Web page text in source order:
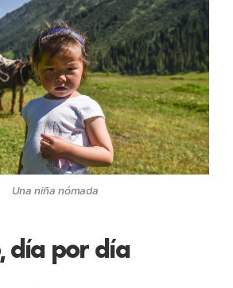
Una niña nómada
día por día